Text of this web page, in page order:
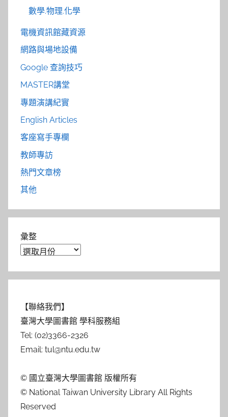
數學.物理.化學
電機資訊館藏資源
網路與場地設備
Google 查詢技巧
MASTER講堂
專題演講紀實
English Articles
客座寫手專欄
教師專訪
熱門文章榜
其他
彙整
【聯絡我們】
臺灣大學圖書館 學科服務組
Tel: (02)3366-2326
Email: tul@ntu.edu.tw
© 國立臺灣大學圖書館 版權所有
© National Taiwan University Library All Rights
Reserved